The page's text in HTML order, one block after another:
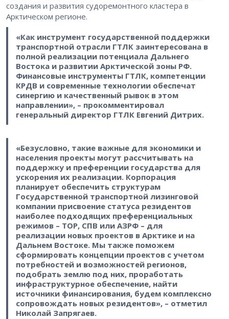
создания и развития судоремонтного кластера в
Арктическом регионе.
«Как инструмент государственной поддержки
транспортной отрасли ГТЛК заинтересована в
полной реализации потенциала Дальнего
Востока и развитии Арктической зоны РФ.
Финансовые инструменты ГТЛК, компетенции
КРДВ и современные технологии обеспечат
синергию и качественный рывок в этом
направлении», – прокомментировал
генеральный директор ГТЛК Евгений Дитрих.
«Безусловно, такие важные для экономики и
населения проекты могут рассчитывать на
поддержку и преференции государства для
ускорения их реализации. Корпорация
планирует обеспечить структурам
Государственной транспортной лизинговой
компании присвоение статуса резидентов
наиболее подходящих преференциальных
режимов – ТОР, СПВ или АЗРФ – для
реализации новых проектов в Арктике и на
Дальнем Востоке. Мы также поможем
сформировать концепции проектов с учетом
потребностей и возможностей регионов,
подобрать землю под них, проработать
инфраструктурное обеспечение, найти
источники финансирования, будем комплексно
сопровождать новых резидентов», – отметил
Николай Запрягаев.